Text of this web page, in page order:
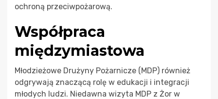
ochroną przeciwpożarową.
Współpraca
międzymiastowa
Młodzieżowe Drużyny Pożarnicze (MDP) również
odgrywają znaczącą rolę w edukacji i integracji
młodych ludzi. Niedawna wizyta MDP z Żor w